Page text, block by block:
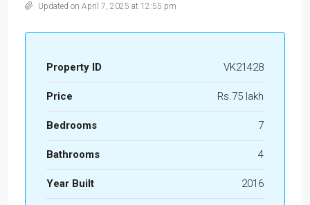
Updated on April 7, 2025 at 12:55 pm
Property ID VK21428
Price Rs.75 lakh
Bedrooms 7
Bathrooms 4
Year Built 2016